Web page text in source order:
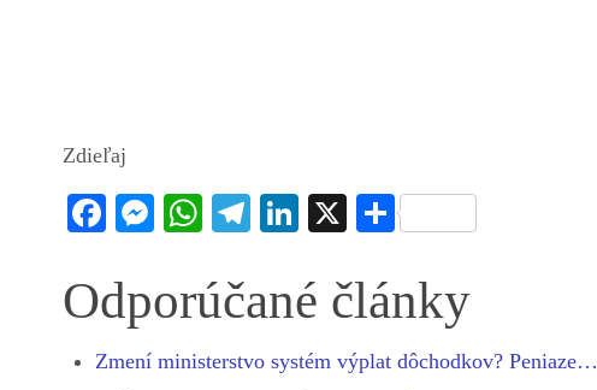
Zdieľaj
Fa
bo
ok
M
se
ng
er
W
ts
A
pp
Te
gr
a
m
Li
ed
In
X S
re
Odporúčané články
Zmení ministerstvo systém výplat dôchodkov? Peniaze…